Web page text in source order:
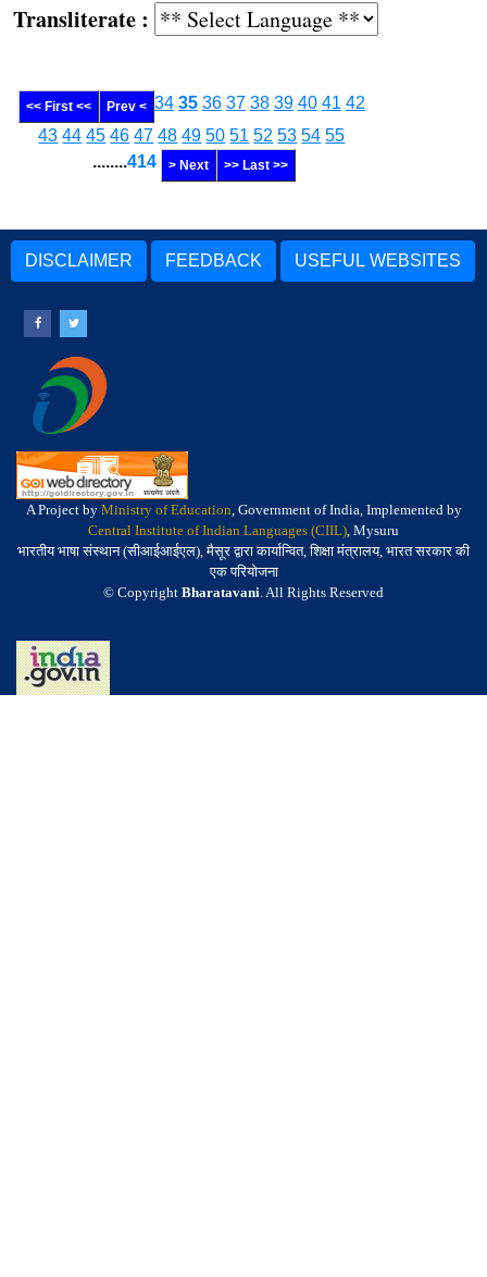
:
<< First << Prev < 34 35 36 37 38 39 40 41 42
43 44 45 46 47 48 49 50 51 52 53 54 55
........414 > Next >> Last >>
DISCLAIMER FEEDBACK USEFUL WEBSITES
A Project by Ministry of Education, Government of India, Implemented by
Central Institute of Indian Languages (CIIL), Mysuru
भारतीय भाषा संस्थान (सीआईआईएल), मैसूर द्वारा कार्यान्वित, शिक्षा मंत्रालय, भारत सरकार की
एक परियोजना
© Copyright Bharatavani. All Rights Reserved